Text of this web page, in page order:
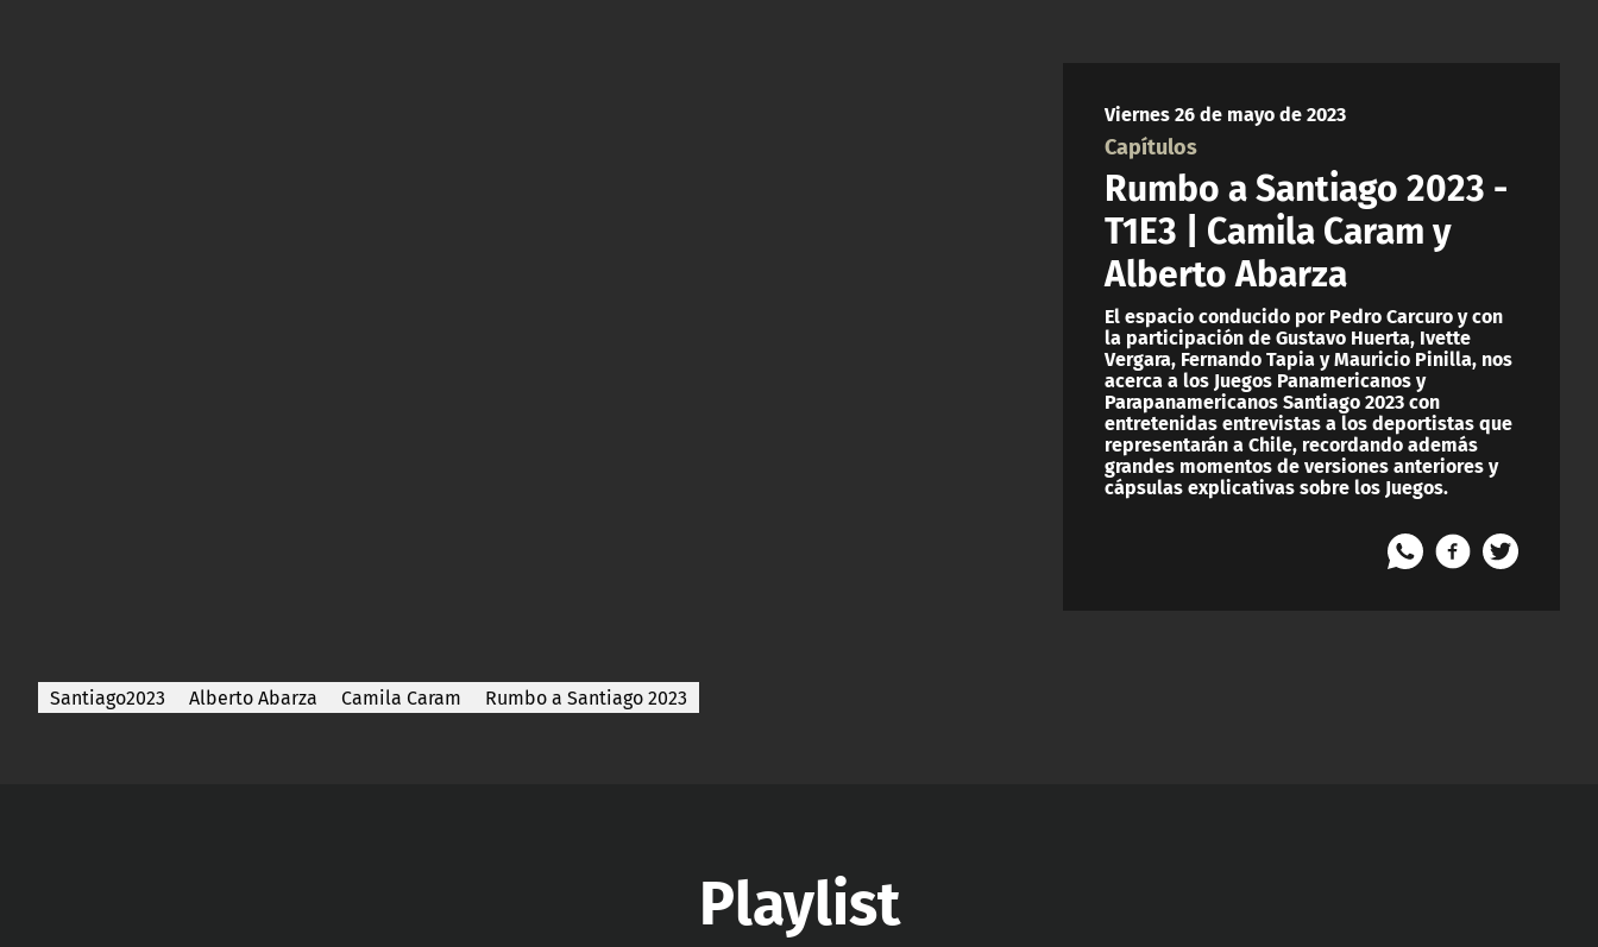
Viernes 26 de mayo de 2023
Capítulos
Rumbo a Santiago 2023 -
T1E3 | Camila Caram y
Alberto Abarza
El espacio conducido por Pedro Carcuro y con
la participación de Gustavo Huerta, Ivette
Vergara, Fernando Tapia y Mauricio Pinilla, nos
acerca a los Juegos Panamericanos y
Parapanamericanos Santiago 2023 con
entretenidas entrevistas a los deportistas que
representarán a Chile, recordando además
grandes momentos de versiones anteriores y
cápsulas explicativas sobre los Juegos.
Santiago2023 Alberto Abarza Camila Caram Rumbo a Santiago 2023
Playlist